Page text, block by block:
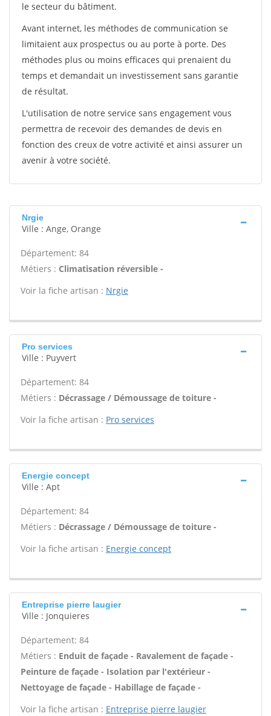
le secteur du bâtiment.
Avant internet, les méthodes de communication se
limitaient aux prospectus ou au porte à porte. Des
méthodes plus ou moins efficaces qui prenaient du
temps et demandait un investissement sans garantie
de résultat.
L'utilisation de notre service sans engagement vous
permettra de recevoir des demandes de devis en
fonction des creux de votre activité et ainsi assurer un
avenir à votre société.
Nrgie
Ville : Ange, Orange
Département: 84
Métiers : Climatisation réversible -
Voir la fiche artisan : Nrgie
Pro services
Ville : Puyvert
Département: 84
Métiers : Décrassage / Démoussage de toiture -
Voir la fiche artisan : Pro services
Energie concept
Ville : Apt
Département: 84
Métiers : Décrassage / Démoussage de toiture -
Voir la fiche artisan : Energie concept
Entreprise pierre laugier
Ville : Jonquieres
Département: 84
Métiers : Enduit de façade - Ravalement de façade -
Peinture de façade - Isolation par l'extérieur -
Nettoyage de façade - Habillage de façade -
Voir la fiche artisan : Entreprise pierre laugier